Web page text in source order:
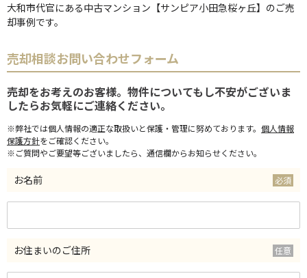
大和市代官にある中古マンション【サンピア小田急桜ヶ丘】のご売
却事例です。
売却相談お問い合わせフォーム
売却をお考えのお客様。物件についてもし不安がございま
したらお気軽にご連絡ください。
※弊社では個人情報の適正な取扱いと保護・管理に努めております。 個人情報
保護方針をご確認ください。
※ご質問やご要望等ございましたら、通信欄からお知らせください。
お名前
お住まいのご住所